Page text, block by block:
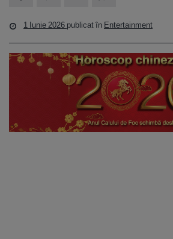
1 Iunie 2026 publicat în Entertainment